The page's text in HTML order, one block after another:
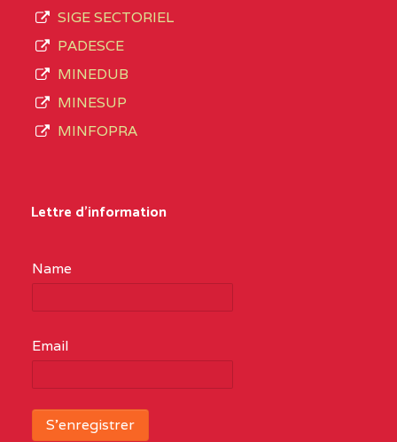
SIGE SECTORIEL
PADESCE
MINEDUB
MINESUP
MINFOPRA
Lettre d'information
Name
Email